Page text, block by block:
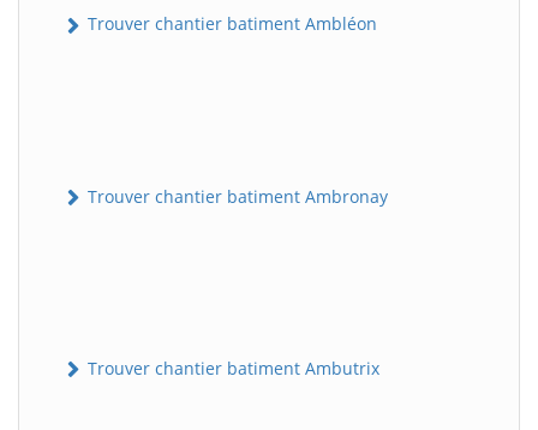
Trouver chantier batiment Ambléon
Trouver chantier batiment Ambronay
Trouver chantier batiment Ambutrix